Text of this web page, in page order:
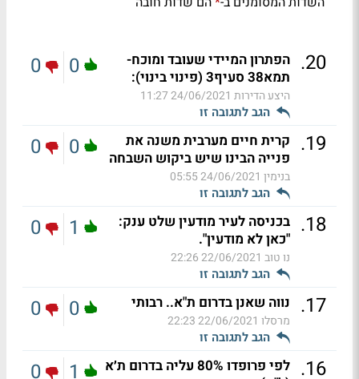
20
. הפתרון המיידי שעובד ומוכח-
תמא38 סעיף3 (פינוי בינוי):
היצע הדירות 24/06/2021 11:27
הגב לתגובה זו
0
0
19
.
קרית חיים מערבית משנה את
פנייה הבינו שיש ביקוש השבחה
בנימין 24/06/2021 05:55
הגב לתגובה זו
0
0
18
. בכניסה לעיר מודעין שלט ענק:
"כאן לא מודעין".
נו טוב 22/06/2021 22:26
הגב לתגובה זו
1
0
17
. נווה שאנן בדרום ת"א.. רבותי
מרסלו 22/06/2021 22:23
הגב לתגובה זו
0
0
16
.
לפי פרופדו 80% עליה בדרום ת׳א
1
0